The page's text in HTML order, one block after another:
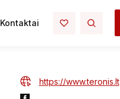
Kontaktai
https://www.teronis.lt